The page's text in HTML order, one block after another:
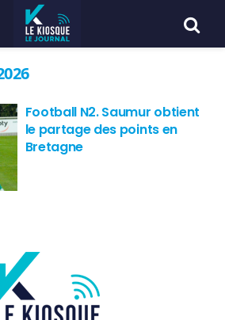
Football N2. Saumur obtient
le partage des points en
Bretagne